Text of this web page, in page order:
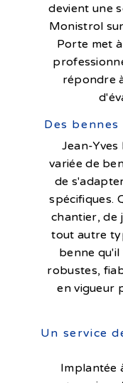
devient une
Monistrol
Porte met
répondre
Des
Jean-
variée de
de
spécifiques.
chantier, de
tout autre
benne
robustes,
en vigueur
Un service
Implantée